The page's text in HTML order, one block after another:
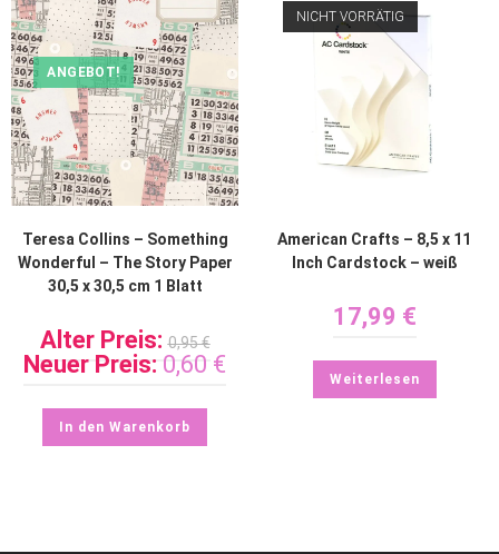
ANGEBOT!
Teresa Collins – Something
Wonderful – The Story Paper
30,5 x 30,5 cm 1 Blatt
Alter Preis: 0,95€
Neuer Preis: 0,60 €
In den Warenkorb
NICHT VORRÄTIG
American Crafts – 8,5 x 11
Inch Cardstock – weiß
17,99 €
Weiterlesen